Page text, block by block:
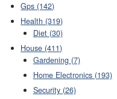
Gps (142)
Health (319)
Diet (30)
House (411)
Gardening (7)
Home Electronics (193)
Security (26)